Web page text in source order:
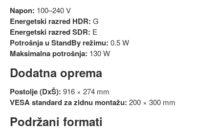
Napon: 100–240 V
Energetski razred HDR: G
Energetski razred SDR: E
Potrošnja u StandBy režimu: 0.5 W
Maksimalna potrošnja: 130 W
Dodatna oprema
Postolje (DxŠ): 916 × 274 mm
VESA standard za zidnu montažu: 200 × 300 mm
Podržani formati